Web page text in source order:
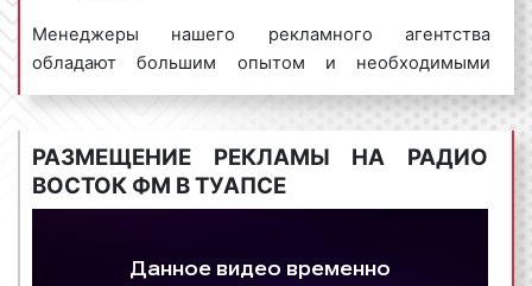
Менеджеры нашего рекламного агентства
обладают большим опытом и необходимыми
знаниями для проведения качественных и
эффективных рекламных кампаний на Восток ФМ.
Для получения коммерческого предложения по
размещению рекламы на радио Восток ФМ в Туапсе
и Краснодарском крае необходимо обращаться по
Размещение рекламы на радио «под ключ»
РАЗМЕЩЕНИЕ РЕКЛАМЫ НА РАДИО
ВОСТОК ФМ В ТУАПСЕ